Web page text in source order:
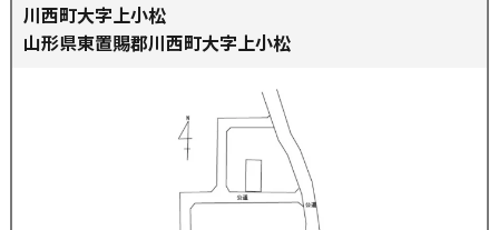
川西町大字上小松
山形県東置賜郡川西町大字上小松